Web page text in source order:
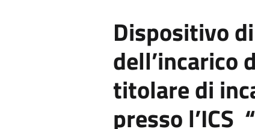
Dispositivo
dell’incarico
titolare di
presso l’ICS